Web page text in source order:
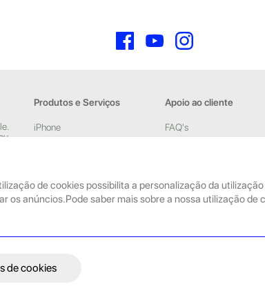
de cookies possibilita a personalização da
os anúncios.Pode saber mais sobre a nossa utilização
de cookies
FacebookYouTube
Produtos e Serviços
iPhone
Reparações
Retomas
Apoio ao cliente
FAQ's
Política de Privacidade
Faturação, Pagamento e
Seja um Embaixador